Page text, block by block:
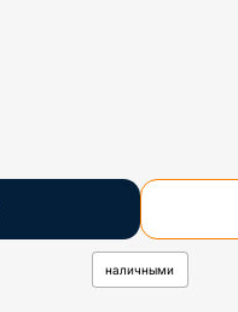
наличными